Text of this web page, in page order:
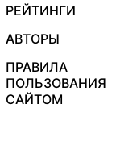
РЕЙТИНГИ
АВТОРЫ
ПРАВИЛА
ПОЛЬЗОВАНИЯ
САЙТОМ